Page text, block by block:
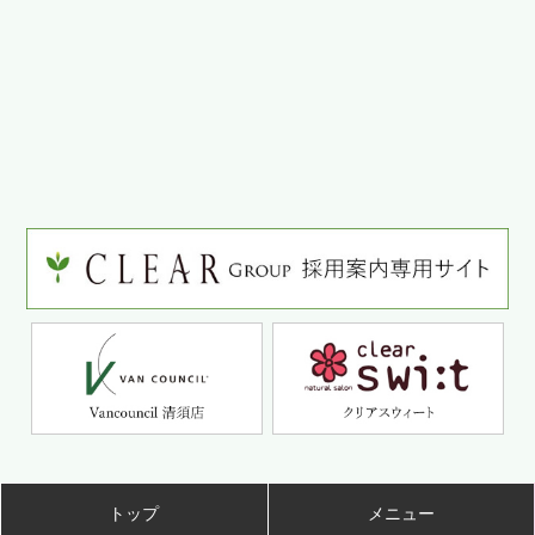
トップ メニュー